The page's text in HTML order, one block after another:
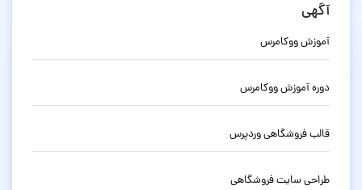
آگهی
آموزش ووکامرس
دوره آموزش ووکامرس
قالب فروشگاهی وردپرس
طراحی سایت فروشگاهی